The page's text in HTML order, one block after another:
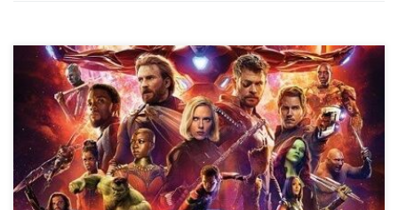
Llegó el día que millones de personas estaban esperando, el 27
de abril se estrenó a nivel mundial Vengadores: Infinity War, la
última superproducción de Marvel hasta la fecha. No solo es la
película más ambiciosa del Universo Cinematográfico Marvel (UCM
a partir de ahora) dicho por los directores Anthony […]